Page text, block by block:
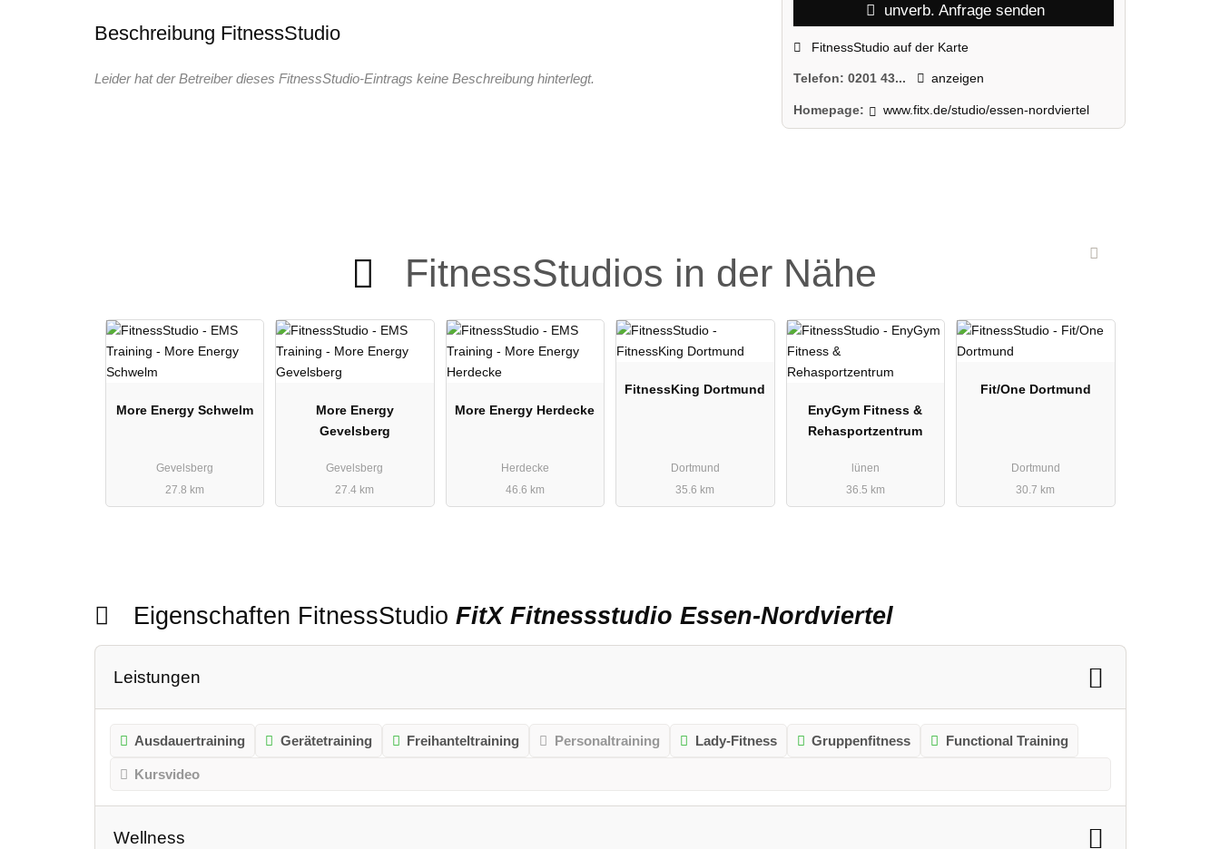
Beschreibung FitnessStudio
Leider hat der Betreiber dieses FitnessStudio-Eintrags keine Beschreibung hinterlegt.
unverb. Anfrage senden
FitnessStudio auf der Karte
Telefon:0201 43... anzeigen
Homepage: www.fitx.de/studio/essen-nordviertel
FitnessStudios in der Nähe
More Energy Schwelm
Gevelsberg
27.8 km
More Energy
Gevelsberg
Gevelsberg
27.4 km
More Energy Herdecke
Herdecke
46.6 km
FitnessKing Dortmund
Dortmund
35.6 km
EnyGym Fitness &
Rehasportzentrum
lünen
36.5 km
Fit/One Dortmund
Dortmund
30.7 km
Eigenschaften FitnessStudioFitX Fitnessstudio Essen-Nordviertel
Leistungen
Ausdauertraining Gerätetraining Freihanteltraining Personaltraining Lady-Fitness Gruppenfitness Functional Training
Kursvideo
Wellness